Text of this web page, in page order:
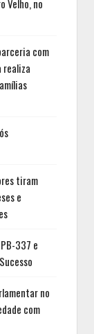
Velho, no
com
tiram
e
337 e
no
com